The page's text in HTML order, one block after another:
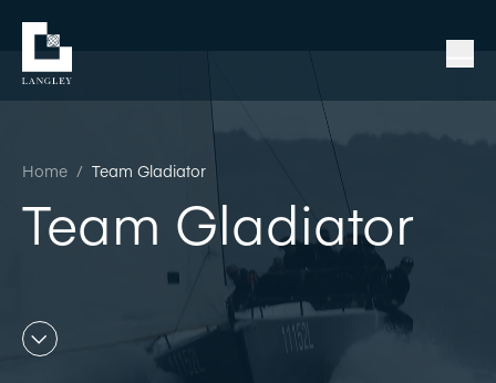
Home / Team Gladiator
Team Gladiator